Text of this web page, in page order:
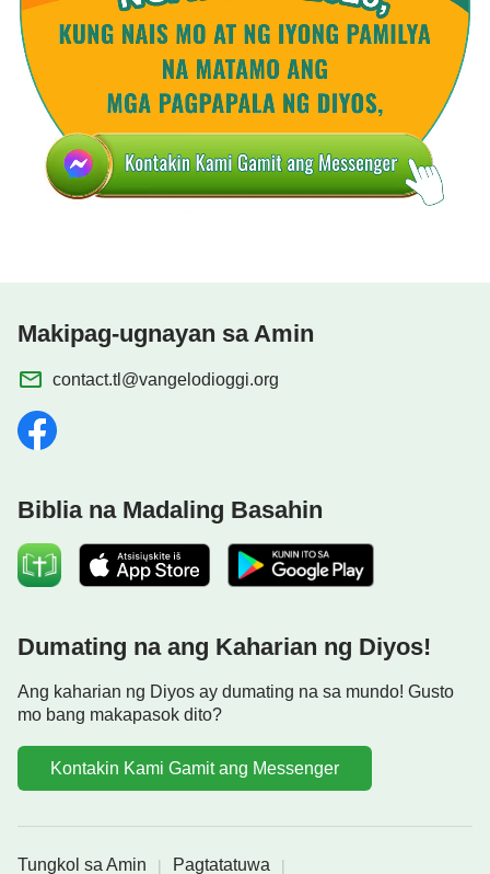
Makipag-ugnayan sa Amin
contact.tl@vangelodioggi.org
Biblia na Madaling Basahin
Dumating na ang Kaharian ng Diyos!
Ang kaharian ng Diyos ay dumating na sa mundo! Gusto
mo bang makapasok dito?
Kontakin Kami Gamit ang Messenger
Tungkol sa Amin | Pagtatatuwa |